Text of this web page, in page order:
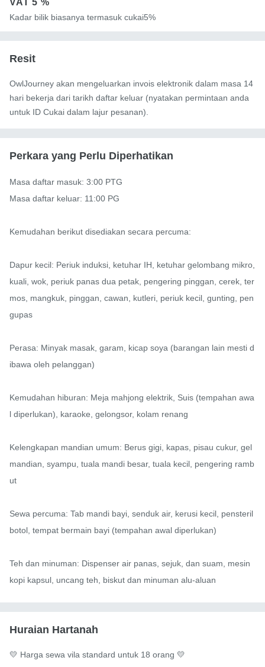
VAT5 %
Kadar bilik biasanya termasuk cukai5%
Resit
OwlJourney akan mengeluarkan invois elektronik dalam masa 14
hari bekerja dari tarikh daftar keluar (nyatakan permintaan anda
untuk ID Cukai dalam lajur pesanan).
Perkara yang Perlu Diperhatikan
Masa daftar masuk: 3:00 PTG
Masa daftar keluar: 11:00 PG
Kemudahan berikut disediakan secara percuma:
Dapur kecil: Periuk induksi, ketuhar IH, ketuhar gelombang mikro,
kuali, wok, periuk panas dua petak, pengering pinggan, cerek, ter
mos, mangkuk, pinggan, cawan, kutleri, periuk kecil, gunting, pen
gupas
Perasa: Minyak masak, garam, kicap soya (barangan lain mesti d
ibawa oleh pelanggan)
Kemudahan hiburan: Meja mahjong elektrik, Suis (tempahan awa
l diperlukan), karaoke, gelongsor, kolam renang
Kelengkapan mandian umum: Berus gigi, kapas, pisau cukur, gel
mandian, syampu, tuala mandi besar, tuala kecil, pengering ramb
ut
Sewa percuma: Tab mandi bayi, senduk air, kerusi kecil, pensteril
botol, tempat bermain bayi (tempahan awal diperlukan)
Teh dan minuman: Dispenser air panas, sejuk, dan suam, mesin
kopi kapsul, uncang teh, biskut dan minuman alu-aluan
Huraian Hartanah
💛 Harga sewa vila standard untuk 18 orang 💛